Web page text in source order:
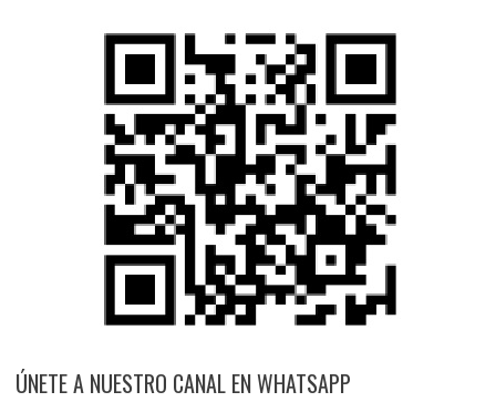
ÚNETE A NUESTRO CANAL EN WHATSAPP